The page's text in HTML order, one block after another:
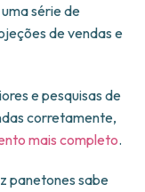
série de
de vendas e
e pesquisas de
corretamente,
mais completo.
panetones sabe